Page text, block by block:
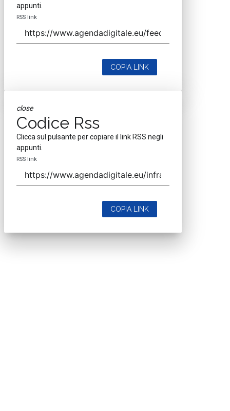
appunti.
RSS link
COPIA LINK
close
Codice Rss
Clicca sul pulsante per copiare il link RSS negli
appunti.
RSS link
COPIA LINK